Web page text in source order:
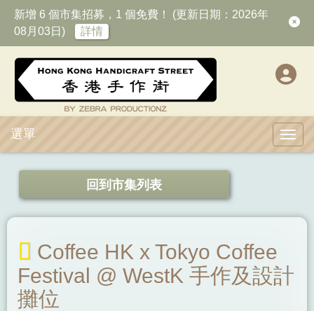
新增 6 個市集招募，1 個免費！ (更新日期：2026年
08月03日)
詳情
選單
回到市集列表
Coffee HK x Tokyo Coffee
Festival @ WestK 手作及設計
攤位